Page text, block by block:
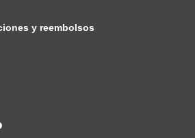
y reembolsos